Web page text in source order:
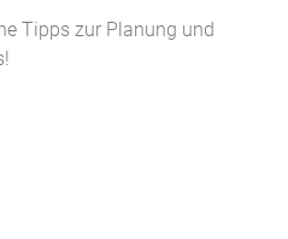
Tipps zur Planung und